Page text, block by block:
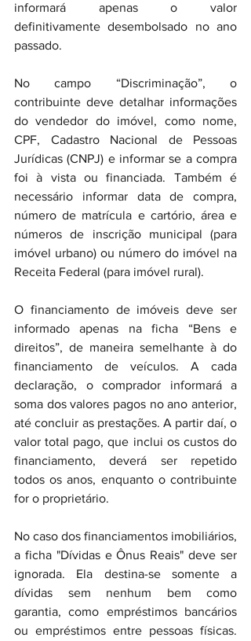
informará apenas o valor
definitivamente desembolsado no ano
passado.
No campo “Discriminação”, o
contribuinte deve detalhar informações
do vendedor do imóvel, como nome,
CPF, Cadastro Nacional de Pessoas
Jurídicas (CNPJ) e informar se a compra
foi à vista ou financiada. Também é
necessário informar data de compra,
número de matrícula e cartório, área e
números de inscrição municipal (para
imóvel urbano) ou número do imóvel na
Receita Federal (para imóvel rural).
O financiamento de imóveis deve ser
informado apenas na ficha “Bens e
direitos”, de maneira semelhante à do
financiamento de veículos. A cada
declaração, o comprador informará a
soma dos valores pagos no ano anterior,
até concluir as prestações. A partir daí, o
valor total pago, que inclui os custos do
financiamento, deverá ser repetido
todos os anos, enquanto o contribuinte
for o proprietário.
No caso dos financiamentos imobiliários,
a ficha "Dívidas e Ônus Reais" deve ser
ignorada. Ela destina-se somente a
dívidas sem nenhum bem como
garantia, como empréstimos bancários
ou empréstimos entre pessoas físicas.